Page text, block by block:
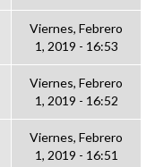
Viernes, Febrero
1, 2019 - 16:53
Viernes, Febrero
1, 2019 - 16:52
Viernes, Febrero
1, 2019 - 16:51